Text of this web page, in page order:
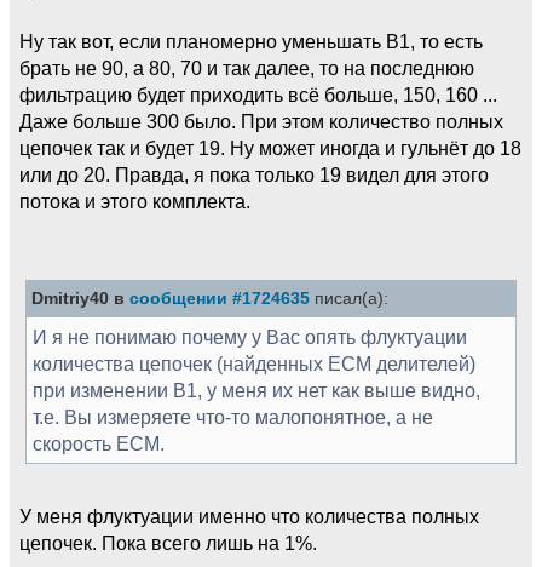
Ну так вот, если планомерно уменьшать B1, то есть
брать не 90, а 80, 70 и так далее, то на последнюю
фильтрацию будет приходить всё больше, 150, 160 ...
Даже больше 300 было. При этом количество полных
цепочек так и будет 19. Ну может иногда и гульнёт до 18
или до 20. Правда, я пока только 19 видел для этого
потока и этого комплекта.
Dmitriy40 в сообщении #1724635 писал(а):
И я не понимаю почему у Вас опять флуктуации
количества цепочек (найденных ECM делителей)
при изменении B1, у меня их нет как выше видно,
т.е. Вы измеряете что-то малопонятное, а не
скорость ECM.
У меня флуктуации именно что количества полных
цепочек. Пока всего лишь на 1%.